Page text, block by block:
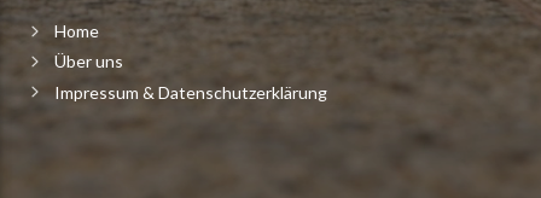
Home
Über uns
Impressum & Datenschutzerklärung